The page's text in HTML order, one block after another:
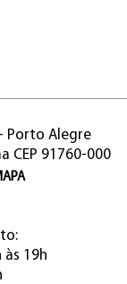
Porto Alegre
CEP 91760-000
às 19h